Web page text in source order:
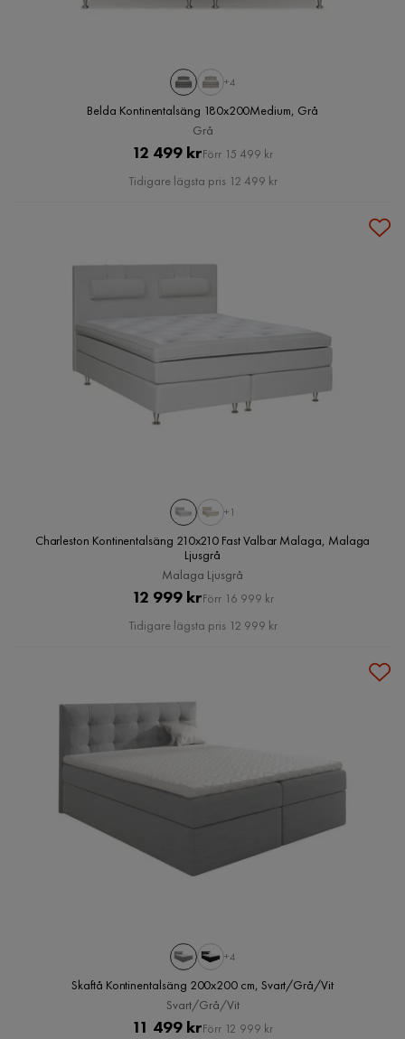
+4
Belda Kontinentalsäng 180x200Medium, Grå
Grå
Pris
12 499 krOriginal
Pris
Förr 15 499 kr
Tidigare lägsta pris 12 499 kr
+1
Charleston Kontinentalsäng 210x210 Fast Valbar Malaga, Malaga
Ljusgrå
Malaga Ljusgrå
Pris
12 999 krOriginal
Pris
Förr 16 999 kr
Tidigare lägsta pris 12 999 kr
+4
Skaftå Kontinentalsäng 200x200 cm, Svart/Grå/Vit
Svart/Grå/Vit
Pris
11 499 krOriginal
Förr 12 999 kr